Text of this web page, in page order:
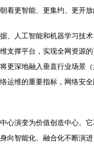
着更智能、更集约、更开放
、人工智能和机器学习技
支撑平台，实现全网资源
更深地融入垂直行业场景
运维的重要指标，网络安
心演变为价值创造中心。
向智能化、融合化不断演